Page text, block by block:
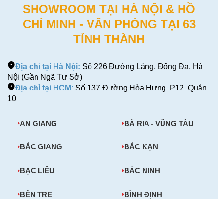
SHOWROOM TẠI HÀ NỘI & HỒ
CHÍ MINH - VĂN PHÒNG TẠI 63
TỈNH THÀNH
Địa chỉ tại Hà Nội: Số 226 Đường Láng, Đống Đa, Hà
Nội (Gần Ngã Tư Sở)
Địa chỉ tại HCM: Số 137 Đường Hòa Hưng, P12, Quận
10
AN GIANG BÀ RỊA - VŨNG TÀU
BẮC GIANG BẮC KẠN
BẠC LIÊU BẮC NINH
BẾN TRE BÌNH ĐỊNH